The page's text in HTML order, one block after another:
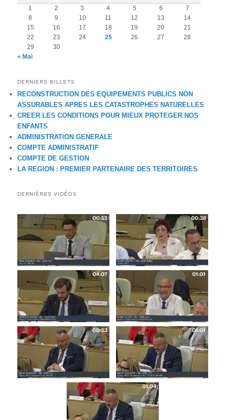
1
2 3 4 5 6
7
8
9 10 11 12 13
14
15
16 17 18 19 20
21
22
23 24 25 26 27
28
29
30
« Mai
DERNIERS BILLETS
RECONSTRUCTION DES EQUIPEMENTS PUBLICS NON
ASSURABLES APRES LES CATASTROPHES NATURELLES
CREER LES CONDITIONS POUR MIEUX PROTEGER NOS
ENFANTS
ADMINISTRATION GENERALE
COMPTE ADMINISTRATIF
COMPTE DE GESTION
LA REGION : PREMIER PARTENAIRE DES TERRITOIRES
DERNIÈRES VIDÉOS